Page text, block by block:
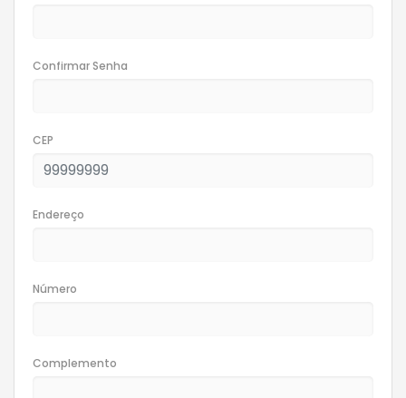
Confirmar Senha
CEP
Endereço
Número
Complemento